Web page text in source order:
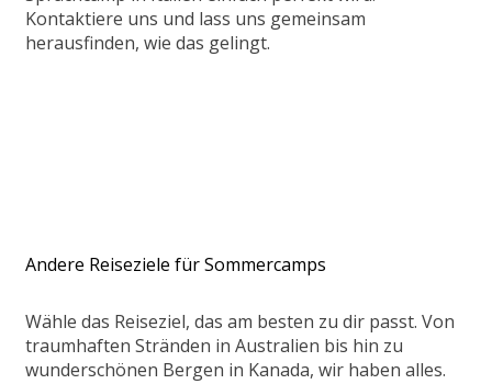
Kontaktiere uns und lass uns gemeinsam
herausfinden, wie das gelingt.
Andere Reiseziele für Sommercamps
Wähle das Reiseziel, das am besten zu dir passt. Von
traumhaften Stränden in Australien bis hin zu
wunderschönen Bergen in Kanada, wir haben alles.